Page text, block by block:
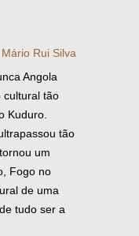
Mário Rui Silva
Angola
cultural tão
Kuduro.
tão
um
Fogo no
de uma
tudo ser a